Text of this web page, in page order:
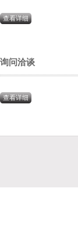
查看详细
询问洽谈
查看详细